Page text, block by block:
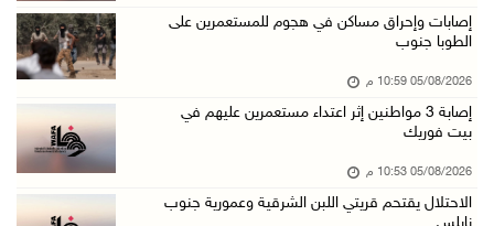
05/آب/2026 06:44 م
05/آب/2026 06:43 م
الهلال الأحمر: 8 إصابات إثر اعتداء الاحتلال ...
مخطط استعماري جديد في "جيلو" يهدد بعزل القدس ...
إصابات وإحراق مساكن في هجوم للمستعمرين على
الطوبا جنوب
05/08/2026 10:59 م
إصابة 3 مواطنين إثر اعتداء مستعمرين عليهم في
بيت فوريك
05/08/2026 10:53 م
الاحتلال يقتحم قريتي اللبن الشرقية وعمورية جنوب